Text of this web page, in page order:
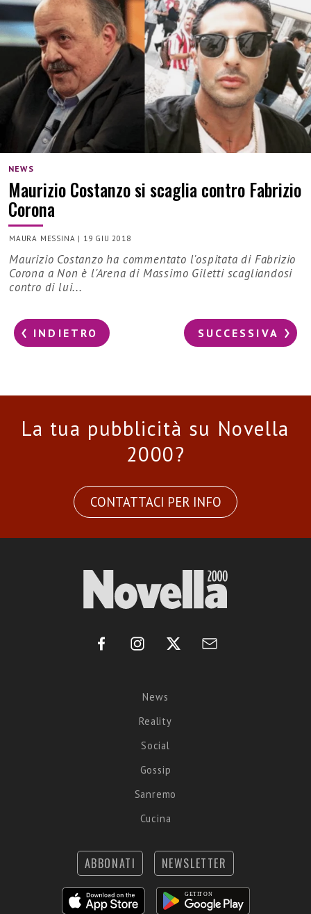
NEWS
Maurizio Costanzo si scaglia contro Fabrizio
Corona
MAURA MESSINA | 19 GIU 2018
Maurizio Costanzo ha commentato l'ospitata di Fabrizio
Corona a Non è l'Arena di Massimo Giletti scagliandosi
contro di lui...
INDIETRO SUCCESSIVA
La tua pubblicità su Novella
2000?
CONTATTACI PER INFO
News
Reality
Social
Gossip
Sanremo
Cucina
ABBONATI NEWSLETTER